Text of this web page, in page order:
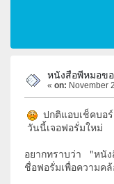
หนังสือพีหมอขอ
« on: November
ปกติแอบเช็คบอ
วันนี้เจอฟอรั่มใหม่
อยากทราบว่า "หนั
ชื่อฟอรั่มเพื่อความค